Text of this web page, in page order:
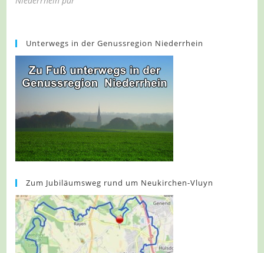
Unterwegs in der Genussregion Niederrhein
Zum Jubiläumsweg rund um Neukirchen-Vluyn